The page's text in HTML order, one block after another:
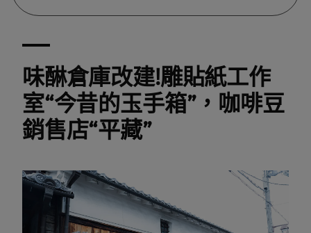
味醂倉庫改建!雕貼紙工作
室“今昔的玉手箱”，咖啡豆
銷售店“平藏”